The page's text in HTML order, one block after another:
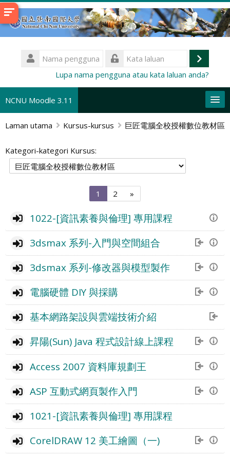
Langkau
ke
kandungan
Nama
pengguna
Log
Lupa nama pengguna atau kata laluan anda?
NCNU Moodle 3.11
Bahasa Melayu ‎(ms)‎
Laman utama Kursus-kursus 巨匠電腦全校授權數位教材區
Kategori-kategori Kursus:
1
Muka
{a}
2 Muka
{a}
»
page
1022-[資訊素養與倫理] 專用課程
3dsmax 系列-入門與空間組合
3dsmax 系列-修改器與模型製作
電腦硬體 DIY 與採購
基本網路架設與雲端技術介紹
昇陽(Sun) Java 程式設計線上課程
Access 2007 資料庫規劃王
ASP 互動式網頁製作入門
1021-[資訊素養與倫理] 專用課程
CorelDRAW 12 美工繪圖（一)